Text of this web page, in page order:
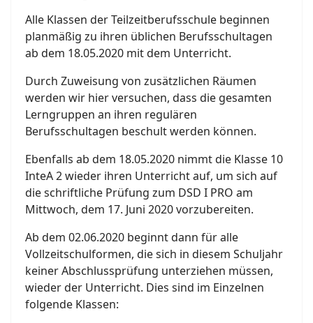
Alle Klassen der Teilzeitberufsschule beginnen
planmäßig zu ihren üblichen Berufsschultagen
ab dem 18.05.2020 mit dem Unterricht.
Durch Zuweisung von zusätzlichen Räumen
werden wir hier versuchen, dass die gesamten
Lerngruppen an ihren regulären
Berufsschultagen beschult werden können.
Ebenfalls ab dem 18.05.2020 nimmt die Klasse 10
InteA 2 wieder ihren Unterricht auf, um sich auf
die schriftliche Prüfung zum DSD I PRO am
Mittwoch, dem 17. Juni 2020 vorzubereiten.
Ab dem 02.06.2020 beginnt dann für alle
Vollzeitschulformen, die sich in diesem Schuljahr
keiner Abschlussprüfung unterziehen müssen,
wieder der Unterricht. Dies sind im Einzelnen
folgende Klassen: